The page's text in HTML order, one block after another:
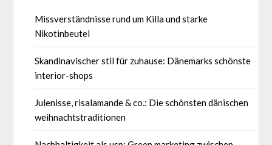
Missverständnisse rund um Killa und starke
Nikotinbeutel
Skandinavischer stil für zuhause: Dänemarks schönste
interior-shops
Julenisse, risalamande & co.: Die schönsten dänischen
weihnachtstraditionen